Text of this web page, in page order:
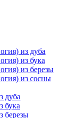
из дуба
из бука
из березы
из сосны
дуба
бука
березы